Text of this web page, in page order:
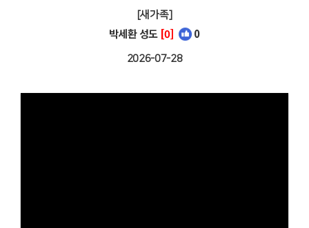
[새가족]
박세환 성도 [0] 0
2026-07-28